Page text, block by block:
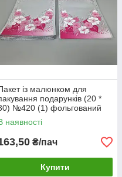
із малюнком для
подарунків (20 *
№420 (1) фольгований
"Рожева рамка"
шт)
наявності
₴/пач
Купити